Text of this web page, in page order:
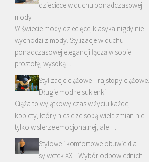
dziecięce w duchu ponadczasowej
mody
W świecie mody dziecięcej klasyka nigdy nie
wychodzi z mody. Stylizacje w duchu
ponadczasowej elegancji łączą w sobie
prostotę, wysoką …
Stylizacje ciążowe – rajstopy ciążowe.
Długie modne sukienki
Ciąża to wyjątkowy czas w życiu każdej
kobiety, który niesie ze sobą wiele zmian nie
tylko w sferze emocjonalnej, ale …
Stylowe i komfortowe obuwie dla
sylwetek XXL: Wybór odpowiednich